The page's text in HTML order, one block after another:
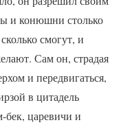
и конюшни столько
смогут, и
Сам он, страдая
и передвигаться,
в цитадель
царевичи и